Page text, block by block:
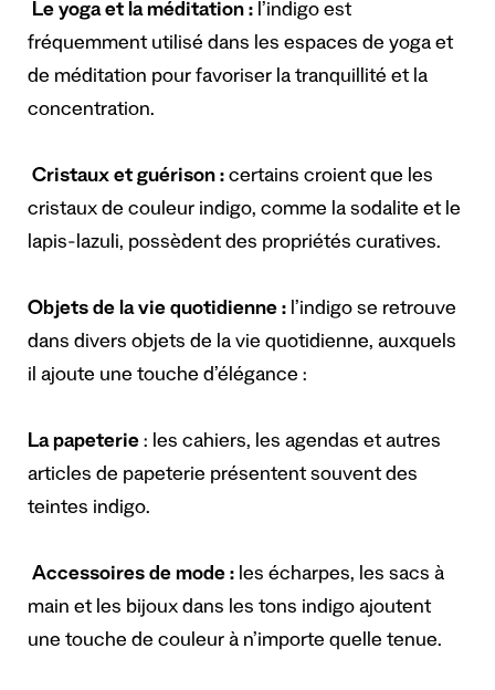
Le yoga et la méditation : l’indigo est
fréquemment utilisé dans les espaces de yoga et
de méditation pour favoriser la tranquillité et la
concentration.
Cristaux et guérison : certains croient que les
cristaux de couleur indigo, comme la sodalite et le
lapis-lazuli, possèdent des propriétés curatives.
Objets de la vie quotidienne : l’indigo se retrouve
dans divers objets de la vie quotidienne, auxquels
il ajoute une touche d’élégance :
La papeterie : les cahiers, les agendas et autres
articles de papeterie présentent souvent des
teintes indigo.
Accessoires de mode : les écharpes, les sacs à
main et les bijoux dans les tons indigo ajoutent
une touche de couleur à n’importe quelle tenue.